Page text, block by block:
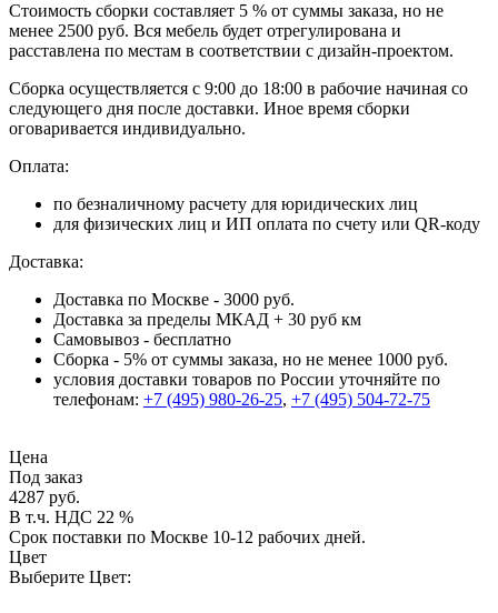
Стоимость сборки составляет 5 % от суммы заказа, но не
менее 2500 руб. Вся мебель будет отрегулирована и
расставлена по местам в соответствии с дизайн-проектом.
Сборка осуществляется с 9:00 до 18:00 в рабочие начиная со
следующего дня после доставки. Иное время сборки
оговаривается индивидуально.
Оплата:
по безналичному расчету для юридических лиц
для физических лиц и ИП оплата по счету или QR-коду
Доставка:
Доставка по Москве - 3000 руб.
Доставка за пределы МКАД + 30 руб км
Самовывоз - бесплатно
Сборка - 5% от суммы заказа, но не менее 1000 руб.
условия доставки товаров по России уточняйте по
телефонам: +7 (495) 980-26-25, +7 (495) 504-72-75
Цена
Под заказ
4287 руб.
В т.ч. НДС 22 %
Срок поставки по Москве 10-12 рабочих дней.
Цвет
Выберите Цвет: